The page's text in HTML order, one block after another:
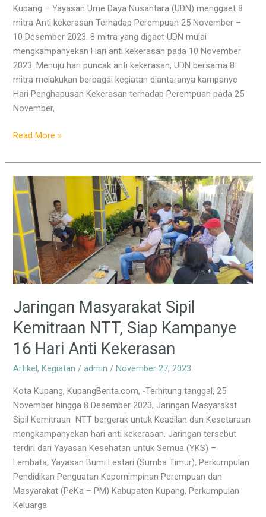
Kupang – Yayasan Ume Daya Nusantara (UDN) menggaet 8
mitra Anti kekerasan Terhadap Perempuan 25 November –
10 Desember 2023. 8 mitra yang digaet UDN mulai
mengkampanyekan Hari anti kekerasan pada 10 November
2023. Menuju hari puncak anti kekerasan, UDN bersama 8
mitra melakukan berbagai kegiatan diantaranya kampanye
Hari Penghapusan Kekerasan terhadap Perempuan pada 25
November,
Read More »
Jaringan Masyarakat Sipil
Kemitraan NTT, Siap Kampanye
16 Hari Anti Kekerasan
Artikel, Kegiatan /admin/ November 27, 2023
Kota Kupang, KupangBerita.com, -Terhitung tanggal, 25
November hingga 8 Desember 2023, Jaringan Masyarakat
Sipil Kemitraan NTT bergerak untuk Keadilan dan Kesetaraan
mengkampanyekan hari anti kekerasan. Jaringan tersebut
terdiri dari Yayasan Kesehatan untuk Semua (YKS) –
Lembata, Yayasan Bumi Lestari (Sumba Timur), Perkumpulan
Pendidikan Penguatan Kepemimpinan Perempuan dan
Masyarakat (PeKa – PM) Kabupaten Kupang, Perkumpulan
Keluarga
Jaringan
Masyarakat
Sipil
Kemitraan
NTT,
Siap
Kampanye
16
Anti
Kekerasan